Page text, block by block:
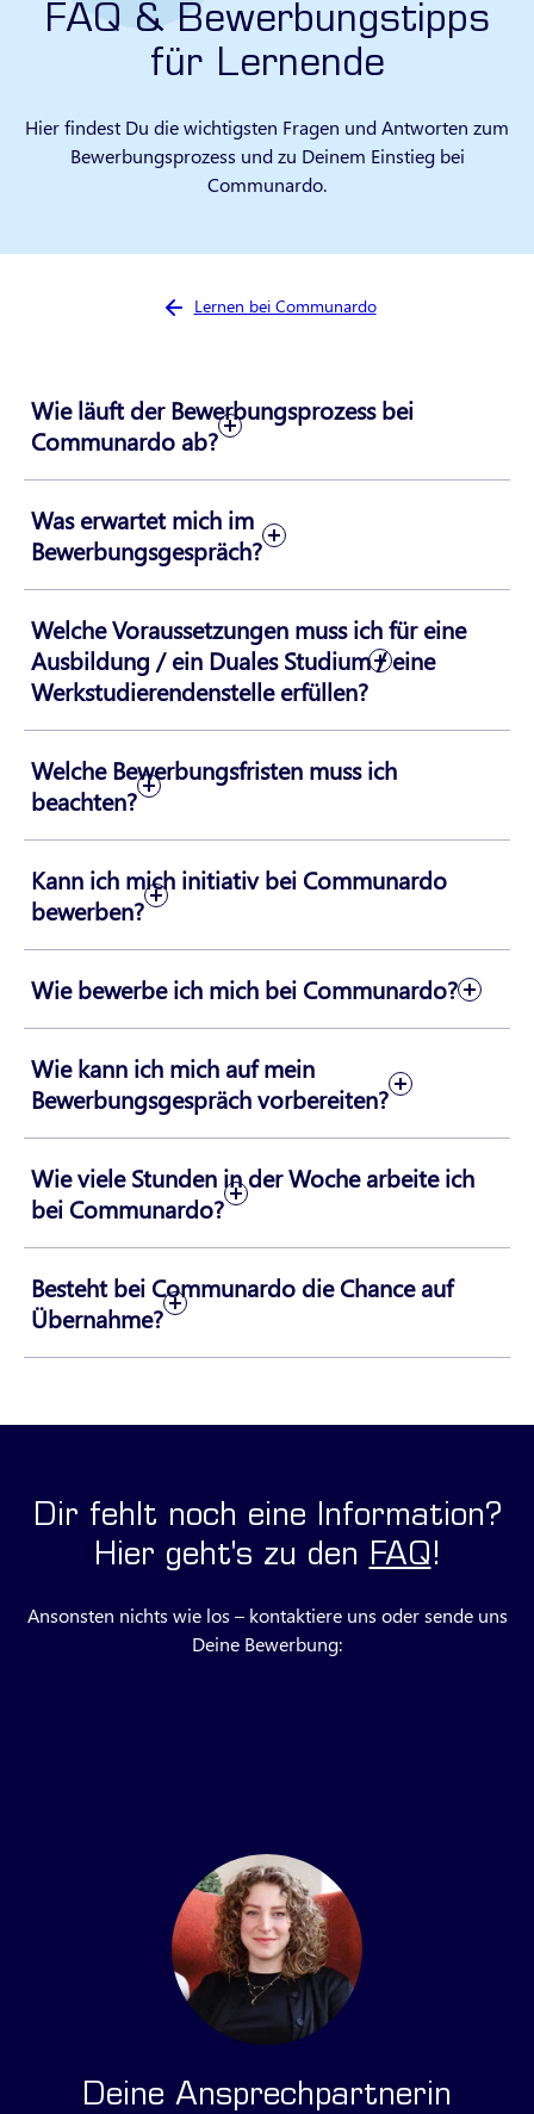
FAQ & Bewerbungstipps
für Lernende
Hier findest Du die wichtigsten Fragen und Antworten zum
Bewerbungsprozess und zu Deinem Einstieg bei
Communardo.
Sie sind hier:
Lernen bei Communardo
Wie läuft der Bewerbungsprozess bei
Communardo ab?
Was erwartet mich im
Bewerbungsgespräch?
Welche Voraussetzungen muss ich für eine
Ausbildung / ein Duales Studium / eine
Werkstudierendenstelle erfüllen?
Welche Bewerbungsfristen muss ich
beachten?
Kann ich mich initiativ bei Communardo
bewerben?
Wie bewerbe ich mich bei Communardo?
Wie kann ich mich auf mein
Bewerbungsgespräch vorbereiten?
Wie viele Stunden in der Woche arbeite ich
bei Communardo?
Besteht bei Communardo die Chance auf
Übernahme?
Dir fehlt noch eine Information?
Hier geht's zu den FAQ!
Ansonsten nichts wie los – kontaktiere uns oder sende uns
Deine Bewerbung:
Deine Ansprechpartnerin